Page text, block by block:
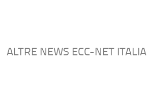
ALTRE NEWS ECC-NET ITALIA